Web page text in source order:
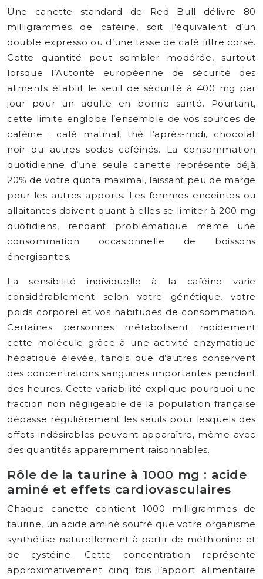
Une canette standard de Red Bull délivre 80
milligrammes de caféine, soit l’équivalent d’un
double expresso ou d’une tasse de café filtre corsé.
Cette quantité peut sembler modérée, surtout
lorsque l’Autorité européenne de sécurité des
aliments établit le seuil de sécurité à 400 mg par
jour pour un adulte en bonne santé. Pourtant,
cette limite englobe l’ensemble de vos sources de
caféine : café matinal, thé l’après-midi, chocolat
noir ou autres sodas caféinés. La consommation
quotidienne d’une seule canette représente déjà
20% de votre quota maximal, laissant peu de marge
pour les autres apports. Les femmes enceintes ou
allaitantes doivent quant à elles se limiter à 200 mg
quotidiens, rendant problématique même une
consommation occasionnelle de boissons
énergisantes.
La sensibilité individuelle à la caféine varie
considérablement selon votre génétique, votre
poids corporel et vos habitudes de consommation.
Certaines personnes métabolisent rapidement
cette molécule grâce à une activité enzymatique
hépatique élevée, tandis que d’autres conservent
des concentrations sanguines importantes pendant
des heures. Cette variabilité explique pourquoi une
fraction non négligeable de la population française
dépasse régulièrement les seuils pour lesquels des
effets indésirables peuvent apparaître, même avec
des quantités apparemment raisonnables.
Rôle de la taurine à 1000 mg : acide
aminé et effets cardiovasculaires
Chaque canette contient 1000 milligrammes de
taurine, un acide aminé soufré que votre organisme
synthétise naturellement à partir de méthionine et
de cystéine. Cette concentration représente
approximativement cinq fois l’apport alimentaire